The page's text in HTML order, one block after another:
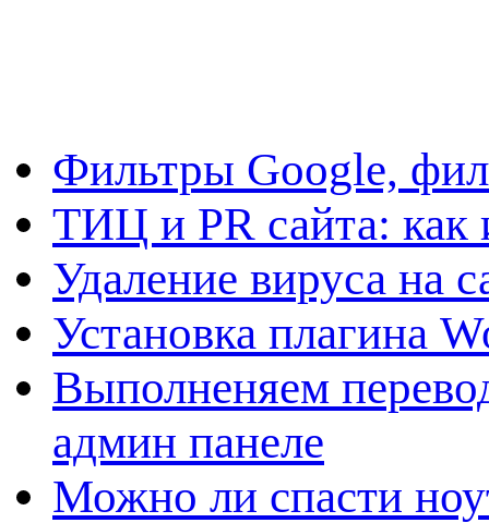
Фильтры Google,
ТИЦ и PR сайта: как
Удаление вируса на
Установка плагина
Выполненяем
админ панеле
Можно ли спасти